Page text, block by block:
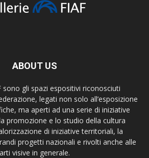
ABOUT US
sono gli spazi espositivi riconosciuti
legati non solo all’esposizione
ma aperti ad una serie di iniziative
promozione e lo studio della cultura
di iniziative territoriali, la
progetti nazionali e rivolti anche alle
arti visive in generale.